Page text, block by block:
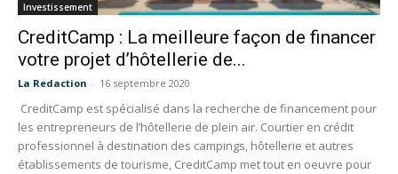
Investissement
CreditCamp : La meilleure façon de financer
votre projet d’hôtellerie de...
La Redaction - 16 septembre 2020
CreditCamp est spécialisé dans la recherche de financement pour
les entrepreneurs de l’hôtellerie de plein air. Courtier en crédit
professionnel à destination des campings, hôtellerie et autres
établissements de tourisme, CreditCamp met tout en oeuvre pour